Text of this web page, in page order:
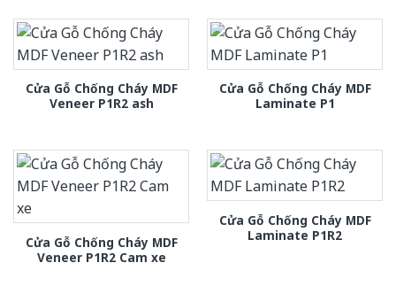
Cửa Gỗ Chống Cháy MDF
Veneer P1R2 ash
Cửa Gỗ Chống Cháy MDF
Laminate P1
Cửa Gỗ Chống Cháy MDF
Veneer P1R2 Cam xe
Cửa Gỗ Chống Cháy MDF
Laminate P1R2